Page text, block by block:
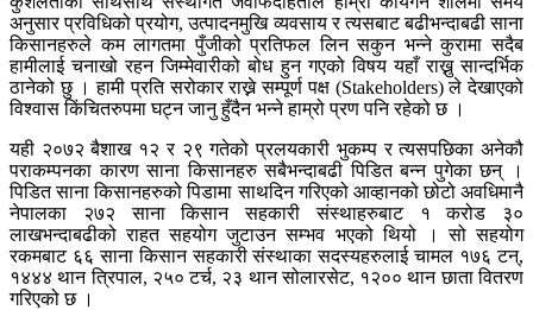
अनुसार प्रविधिको प्रयोग, उत्पादनमुखि व्यवसाय र त्यसबाट बढीभन्दाबढी साना
किसानहरुले कम लागतमा पुँजीको प्रतिफल लिन सकुन भन्ने कुरामा सदैब
हामीलाई चनाखो रहन जिम्मेवारीको बोध हुन गएको विषय यहाँ राख्नु सान्दर्भिक
ठानेको छु । हामी प्रति सरोकार राख्ने सम्पूर्ण पक्ष (Stakeholders) ले देखाएको
विश्वास किंचितरुपमा घट्न जानु हुँदैन भन्ने हाम्रो प्रण पनि रहेको छ ।
यही २०७२ बैशाख १२ र २९ गतेको प्रलयकारी भुकम्प र त्यसपछिका अनेकौ
पराकम्पनका कारण साना किसानहरु सबैभन्दाबढी पिडित बन्न पुगेका छन् ।
पिडित साना किसानहरुको पिडामा साथदिन गरिएको आव्हानको छोटो अवधिमानै
नेपालका २७२ साना किसान सहकारी संस्थाहरुबाट १ करोड ३०
लाखभन्दाबढीको राहत सहयोग जुटाउन सम्भव भएको थियो । सो सहयोग
रकमबाट ६६ साना किसान सहकारी संस्थाका सदस्यहरुलाई चामल १७६ टन्,
१४४४ थान त्रिपाल, २५० टर्च, २३ थान सोलारसेट, १२०० थान छाता वितरण
गरिएको छ ।